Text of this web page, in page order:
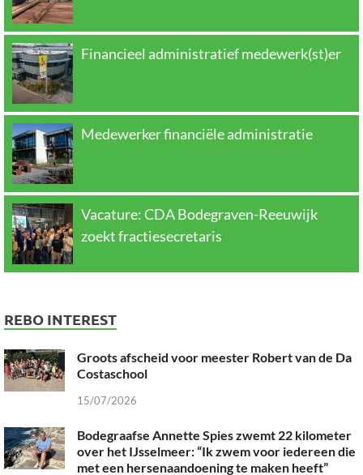
Financieel administratief medewerk(st)er
Medewerker financiële administratie
Vacature: CDA Bodegraven-Reeuwijk
zoekt fractiesecretaris
REBO INTEREST
Groots afscheid voor meester Robert van de Da
Costaschool
15/07/2026
Bodegraafse Annette Spies zwemt 22 kilometer
over het IJsselmeer: “Ik zwem voor iedereen die
met een hersenaandoening te maken heeft”